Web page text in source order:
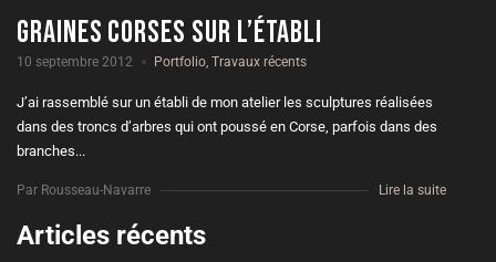
graines corses sur l’établi
10 septembre 2012 Portfolio, Travaux récents
J’ai rassemblé sur un établi de mon atelier les sculptures réalisées
dans des troncs d’arbres qui ont poussé en Corse, parfois dans des
branches...
Par Rousseau-Navarre Lire la suite
Articles récents